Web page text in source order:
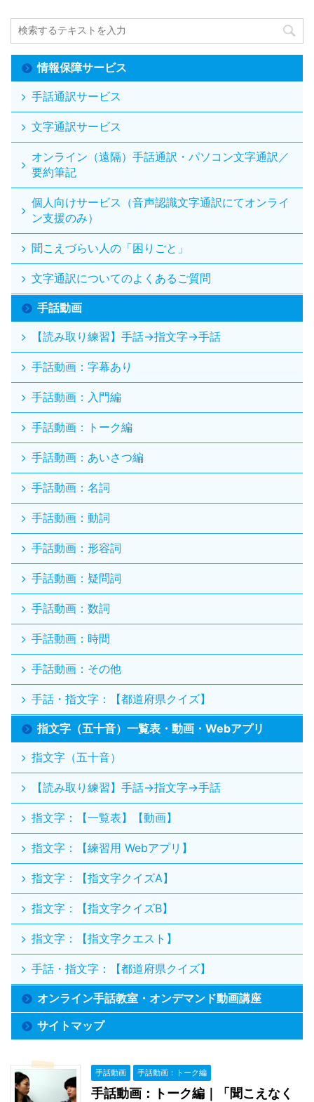
情報保障サービス
手話通訳サービス
文字通訳サービス
オンライン（遠隔）手話通訳・パソコン文字通訳／
要約筆記
個人向けサービス（音声認識文字通訳にてオンライ
ン支援のみ）
聞こえづらい人の「困りごと」
文字通訳についてのよくあるご質問
手話動画
【読み取り練習】手話→指文字→手話
手話動画：字幕あり
手話動画：入門編
手話動画：トーク編
手話動画：あいさつ編
手話動画：名詞
手話動画：動詞
手話動画：形容詞
手話動画：疑問詞
手話動画：数詞
手話動画：時間
手話動画：その他
手話・指文字：【都道府県クイズ】
指文字（五十音）一覧表・動画・Webアプリ
指文字（五十音）
【読み取り練習】手話→指文字→手話
指文字：【一覧表】【動画】
指文字：【練習用 Webアプリ】
指文字：【指文字クイズA】
指文字：【指文字クイズB】
指文字：【指文字クエスト】
手話・指文字：【都道府県クイズ】
オンライン手話教室・オンデマンド動画講座
サイトマップ
手話動画 手話動画：トーク編
手話動画：トーク編｜「聞こえなく